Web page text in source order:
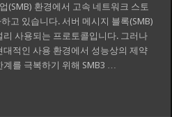
(SMB) 환경에서 고속 네트워크 스토
고 있습니다. 서버 메시지 블록(SMB)
사용되는 프로토콜입니다. 그러나
대적인 사용 환경에서 성능상의 제약
를 극복하기 위해 SMB3 …